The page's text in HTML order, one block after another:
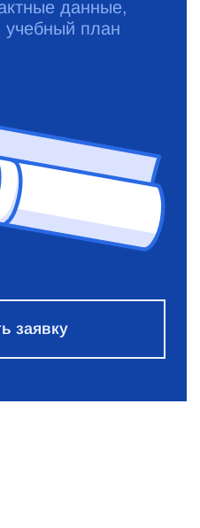
данные,
план
заявку